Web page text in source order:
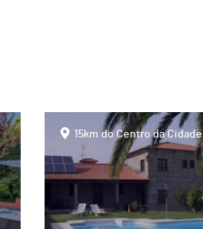
page15km do Centro da Cidade